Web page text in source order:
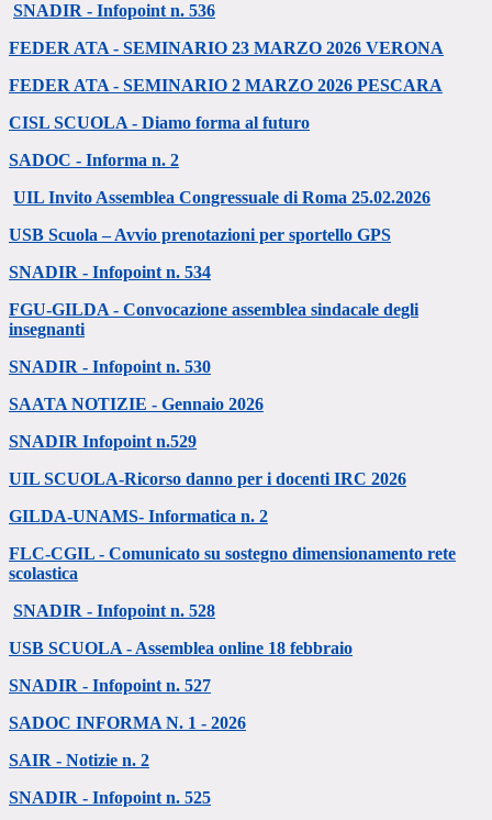
SNADIR - Infopoint n. 536
FEDER ATA - SEMINARIO 23 MARZO 2026 VERONA
FEDER ATA - SEMINARIO 2 MARZO 2026 PESCARA
CISL SCUOLA - Diamo forma al futuro
SADOC - Informa n. 2
UIL Invito Assemblea Congressuale di Roma 25.02.2026
USB Scuola – Avvio prenotazioni per sportello GPS
SNADIR - Infopoint n. 534
FGU-GILDA - Convocazione assemblea sindacale degli
insegnanti
SNADIR - Infopoint n. 530
SAATA NOTIZIE - Gennaio 2026
SNADIR Infopoint n.529
UIL SCUOLA-Ricorso danno per i docenti IRC 2026
GILDA-UNAMS- Informatica n. 2
FLC-CGIL - Comunicato su sostegno dimensionamento rete
scolastica
SNADIR - Infopoint n. 528
USB SCUOLA - Assemblea online 18 febbraio
SNADIR - Infopoint n. 527
SADOC INFORMA N. 1 - 2026
SAIR - Notizie n. 2
SNADIR - Infopoint n. 525